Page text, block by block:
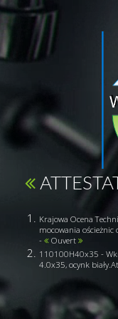
Krajowa Ocena
mocowania
-
Ouvert
110100H40x35 -
4.0x35, ocynk